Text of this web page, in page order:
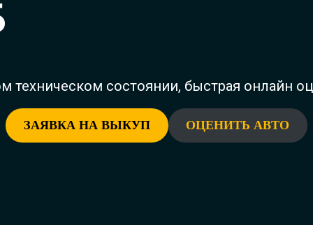
техническом состоянии, быстрая онлайн
ЗАЯВКА НА ВЫКУП ОЦЕНИТЬ АВТО